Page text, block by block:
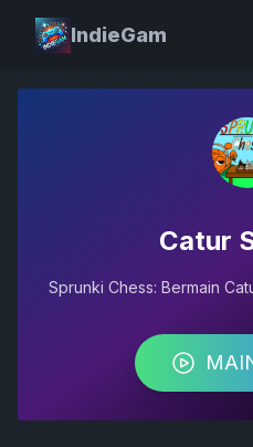
IndieGam
Catur
Sprunki Chess: Bermain